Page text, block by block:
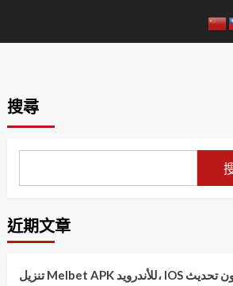
搜尋
近期文章
تنزيل Melbet APK للأندرويد، IOS آيفون تحديث